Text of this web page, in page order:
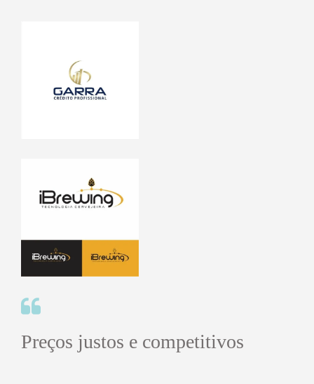
Preços justos e competitivos